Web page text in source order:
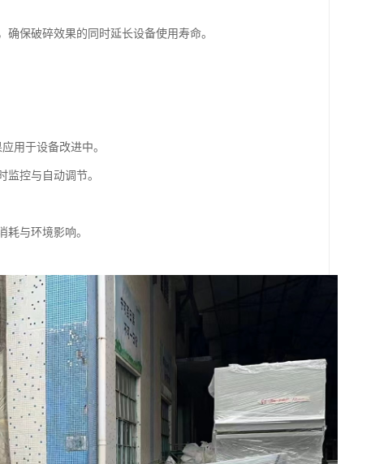
保破碎效果的同时延长设备使用寿命。
用于设备改进中。
控与自动调节。
与环境影响。